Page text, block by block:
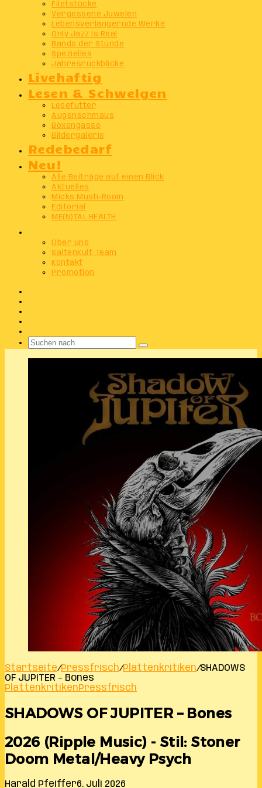
Filetstücke
Vergessene Juwelen
Lebensverlängernde Werke
Only Jazz Is Real
Bands der Stunde
Spezielles
Jahresrückblicke
Livehaftig
Lesen & Schwelgen
Lesefutter
Augenschmaus
Boxengasse
Bildergalerie
Redebedarf
Neu!
Alle Beiträge auf einen Blick
Aktuelles
Micks Mush-Room
Editorial
ME(N)TAL HEALTH
Über uns
SaitenKult-Team
Kontakt
Promotion
Suchen
nach
Startseite/Pressfrisch/Plattenkritiken/SHADOWS
OF JUPITER – Bones
PlattenkritikenPressfrisch
SHADOWS OF JUPITER – Bones
2026 (Ripple Music) - Stil: Stoner
Doom Metal/Heavy Psych
Harald Pfeiffer6. Juli 2026